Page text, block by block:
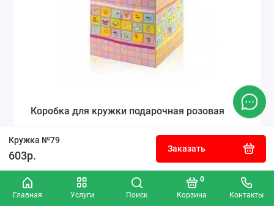
Главная Услуги Поиск Корзина
0
Контакты
Кружка №79
603р.
Заказать
Коробка для кружки подарочная розовая
50р.
Заказать